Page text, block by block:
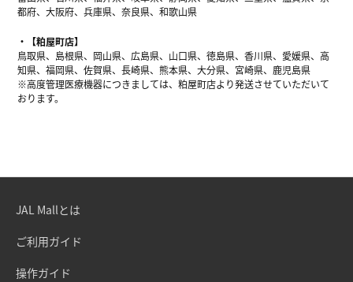
都府、大阪府、兵庫県、奈良県、和歌山県
【粕屋町店】
鳥取県、島根県、岡山県、広島県、山口県、徳島県、香川県、愛媛県、高
知県、福岡県、佐賀県、長崎県、熊本県、大分県、宮崎県、鹿児島県
※高度管理医療機器につきましては、粕屋町店より発送させていただいて
おります。
JAL Mallとは
ご利用ガイド
操作ガイド